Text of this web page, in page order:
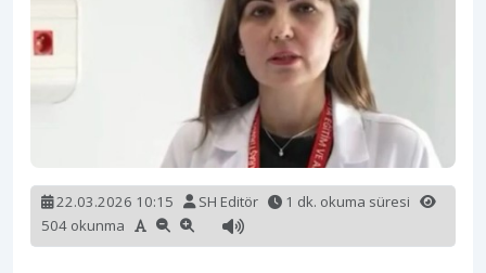
22.03.2026 10:15 SH Editör
1 dk. okuma süresi
504 okunma